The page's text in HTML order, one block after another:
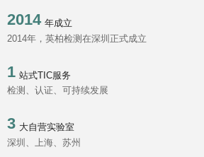
2014 年成立
2014年，英柏检测在深圳正式成立
1 站式TIC服务
检测、认证、可持续发展
3 大自营实验室
深圳、上海、苏州